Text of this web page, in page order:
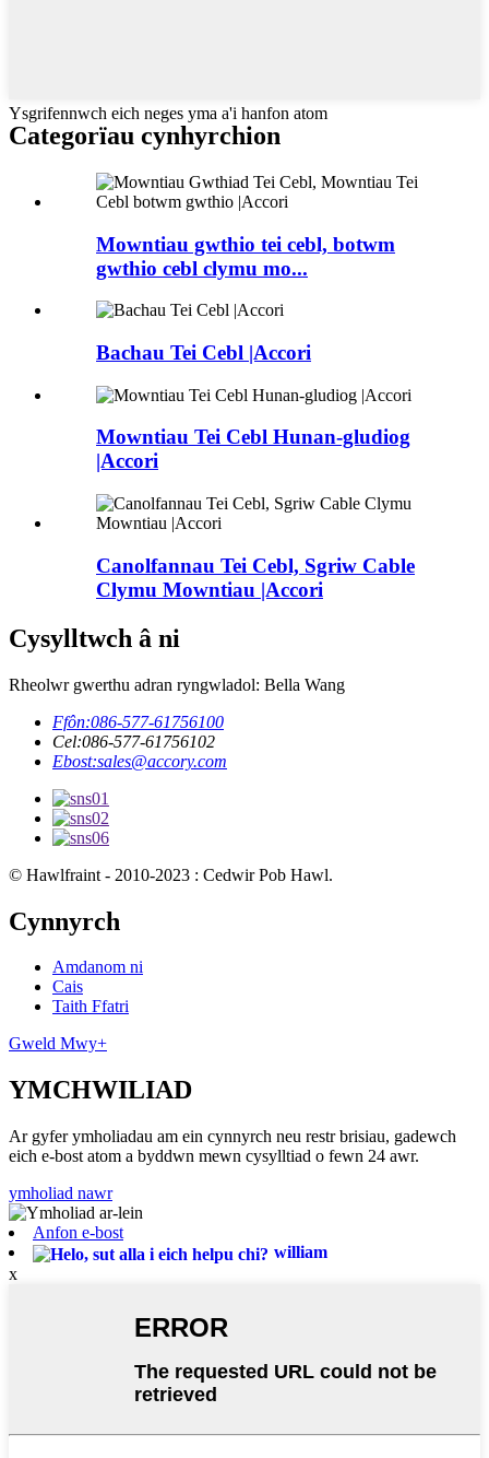
Ysgrifennwch eich neges yma a'i hanfon atom
Categorïau cynhyrchion
Mowntiau gwthio tei cebl, botwm
gwthio cebl clymu mo...
Bachau Tei Cebl |Accori
Mowntiau Tei Cebl Hunan-gludiog
|Accori
Canolfannau Tei Cebl, Sgriw Cable
Clymu Mowntiau |Accori
Cysylltwch â ni
Rheolwr gwerthu adran ryngwladol: Bella Wang
Ffôn:086-577-61756100
Cel:086-577-61756102
Ebost:sales@accory.com
© Hawlfraint - 2010-2023 : Cedwir Pob Hawl.
Cynnyrch
Amdanom ni
Cais
Taith Ffatri
Gweld Mwy+
YMCHWILIAD
Ar gyfer ymholiadau am ein cynnyrch neu restr brisiau, gadewch
eich e-bost atom a byddwn mewn cysylltiad o fewn 24 awr.
ymholiad nawr
Anfon e-bost
william
x